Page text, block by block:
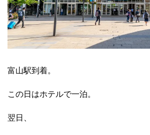
富山駅到着。
この日はホテルで一泊。
翌日、